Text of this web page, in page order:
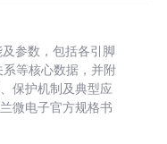
参数，包括各引脚
等核心数据，并附
保护机制及典型应
微电子官方规格书